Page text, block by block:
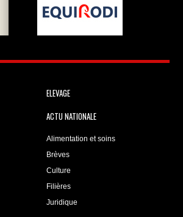
ELEVAGE
ACTU NATIONALE
Alimentation et soins
Brèves
Culture
Filières
Juridique